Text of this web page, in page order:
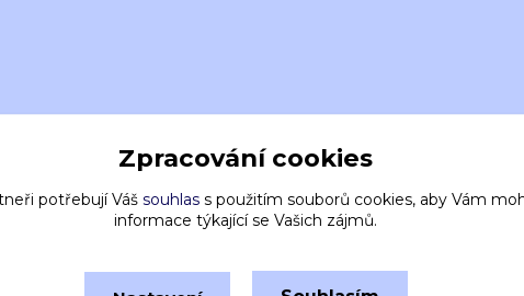
Zpracování cookies
potřebují Váš souhlass použitím souborů cookies, aby Vám
informace týkající se Vašich zájmů.